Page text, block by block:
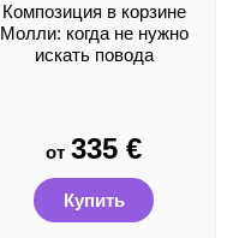
Композиция в корзине
Молли: когда не нужно
искать повода
от 335 €
Купить